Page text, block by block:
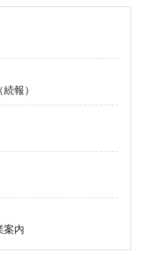
報）
案内